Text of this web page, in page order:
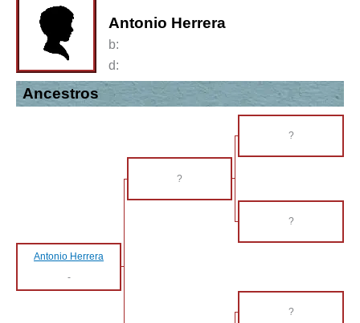
Antonio Herrera
b:
d:
Ancestros
?
?
?
Antonio Herrera
-
?